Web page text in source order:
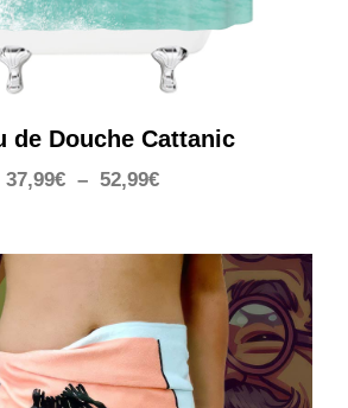
de Douche Cattanic
37,99€ – 52,99€Plage
37,99€
52,99€